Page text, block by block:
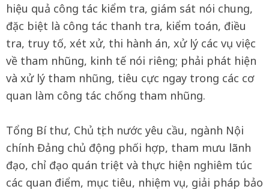
hiệu quả công tác kiểm tra, giám sát nói chung,
đặc biệt là công tác thanh tra, kiểm toán, điều
tra, truy tố, xét xử, thi hành án, xử lý các vụ việc
về tham nhũng, kinh tế nói riêng; phải phát hiện
và xử lý tham nhũng, tiêu cực ngay trong các cơ
quan làm công tác chống tham nhũng.
Tổng Bí thư, Chủ tịch nước yêu cầu, ngành Nội
chính Đảng chủ động phối hợp, tham mưu lãnh
đạo, chỉ đạo quán triệt và thực hiện nghiêm túc
các quan điểm, mục tiêu, nhiệm vụ, giải pháp bảo